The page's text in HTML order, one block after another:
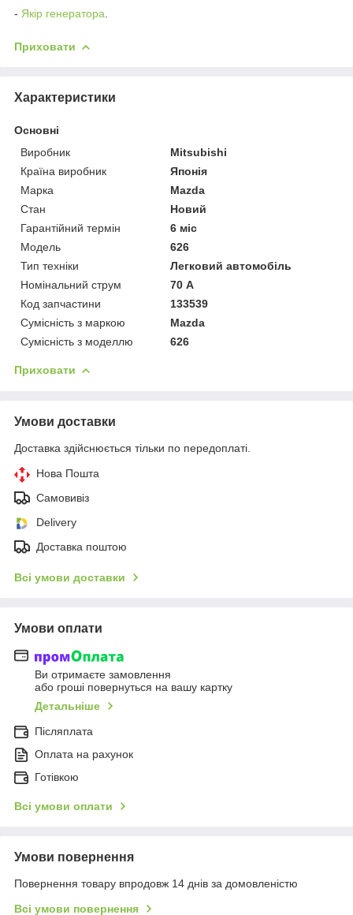
- Якір генератора
Приховати
Характеристики
Основні
Виробник
Mitsubishi
Країна виробник
Японія
Марка
Mazda
Стан
Новий
Гарантійний термін
6 міс
Модель
626
Тип техніки
Легковий автомобіль
Номінальний струм
70 А
Код запчастини
133539
Сумісність з маркою
Mazda
Сумісність з моделлю
626
Приховати
Умови доставки
Доставка здійснюється тільки по передоплаті.
Нова Пошта
Самовивіз
Delivery
Доставка поштою
Всі умови доставки
Умови оплати
Ви отримаєте замовлення
або гроші повернуться на вашу картку
Детальніше
Післяплата
Оплата на рахунок
Готівкою
Всі умови оплати
Умови повернення
Повернення товару впродовж 14 днів за домовленістю
Всі умови повернення